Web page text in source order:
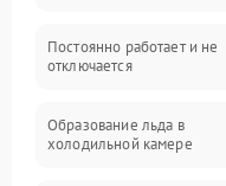
Постоянно работает и не
отключается
Образование льда в
холодильной камере